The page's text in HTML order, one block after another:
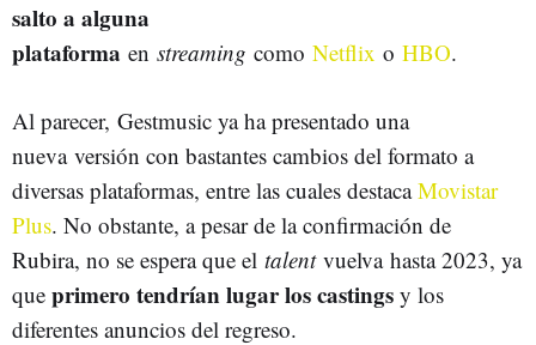
salto a alguna
plataforma en streaming como Netflix o HBO.
Al parecer, Gestmusic ya ha presentado una
nueva versión con bastantes cambios del formato a
diversas plataformas, entre las cuales destacaMovistar
Plus. No obstante, a pesar de la confirmación de
Rubira, no se espera que el talent vuelva hasta 2023, ya
que primero tendrían lugar los castings y los
diferentes anuncios del regreso.